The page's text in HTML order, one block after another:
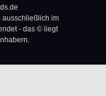
ausschließlich im
- das © liegt